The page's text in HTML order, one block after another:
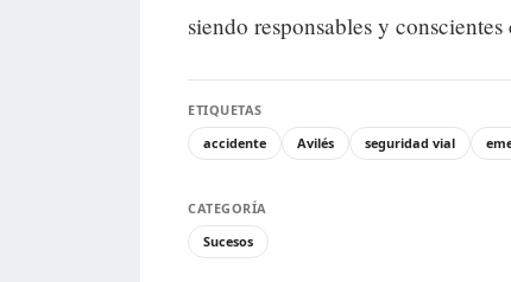
siendo responsables y
ETIQUETAS
accidente
Avilés seguridad vial
CATEGORÍA
Sucesos